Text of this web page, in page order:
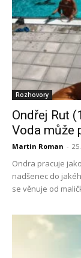
Rozhovory
Ondřej Rut
Voda může
Martin Roman -
Ondra pracuje
nadšenec do
se věnuje od